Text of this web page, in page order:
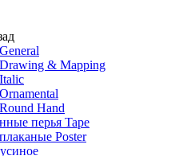
& Mapping
Hand
перья Tape
Poster